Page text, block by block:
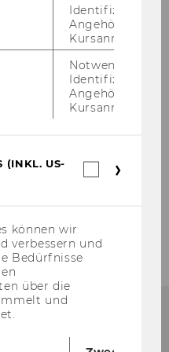
Identifizierung
Angehörige/r für
Kursanmeldung.
Notwendig zur
Identifizierung
Angehörige/r für
Kursanmeldung.
(INKL. US-
können wir
verbessern und
Bedürfnisse
über die
und